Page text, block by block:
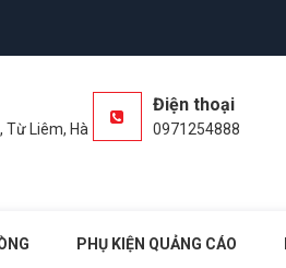
Từ Liêm, Hà
Điện thoại
0971254888
PHỤ KIỆN QUẢNG CÁO